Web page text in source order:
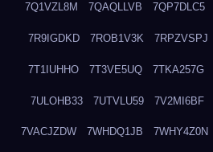
7Q1VZL8M 7QAQLLVB 7QP7DLC5
7R9IGDKD 7ROB1V3K 7RPZVSPJ
7T1IUHHO 7T3VE5UQ 7TKA257G
7ULOHB33 7UTVLU59 7V2MI6BF
7VACJZDW 7WHDQ1JB 7WHY4Z0N